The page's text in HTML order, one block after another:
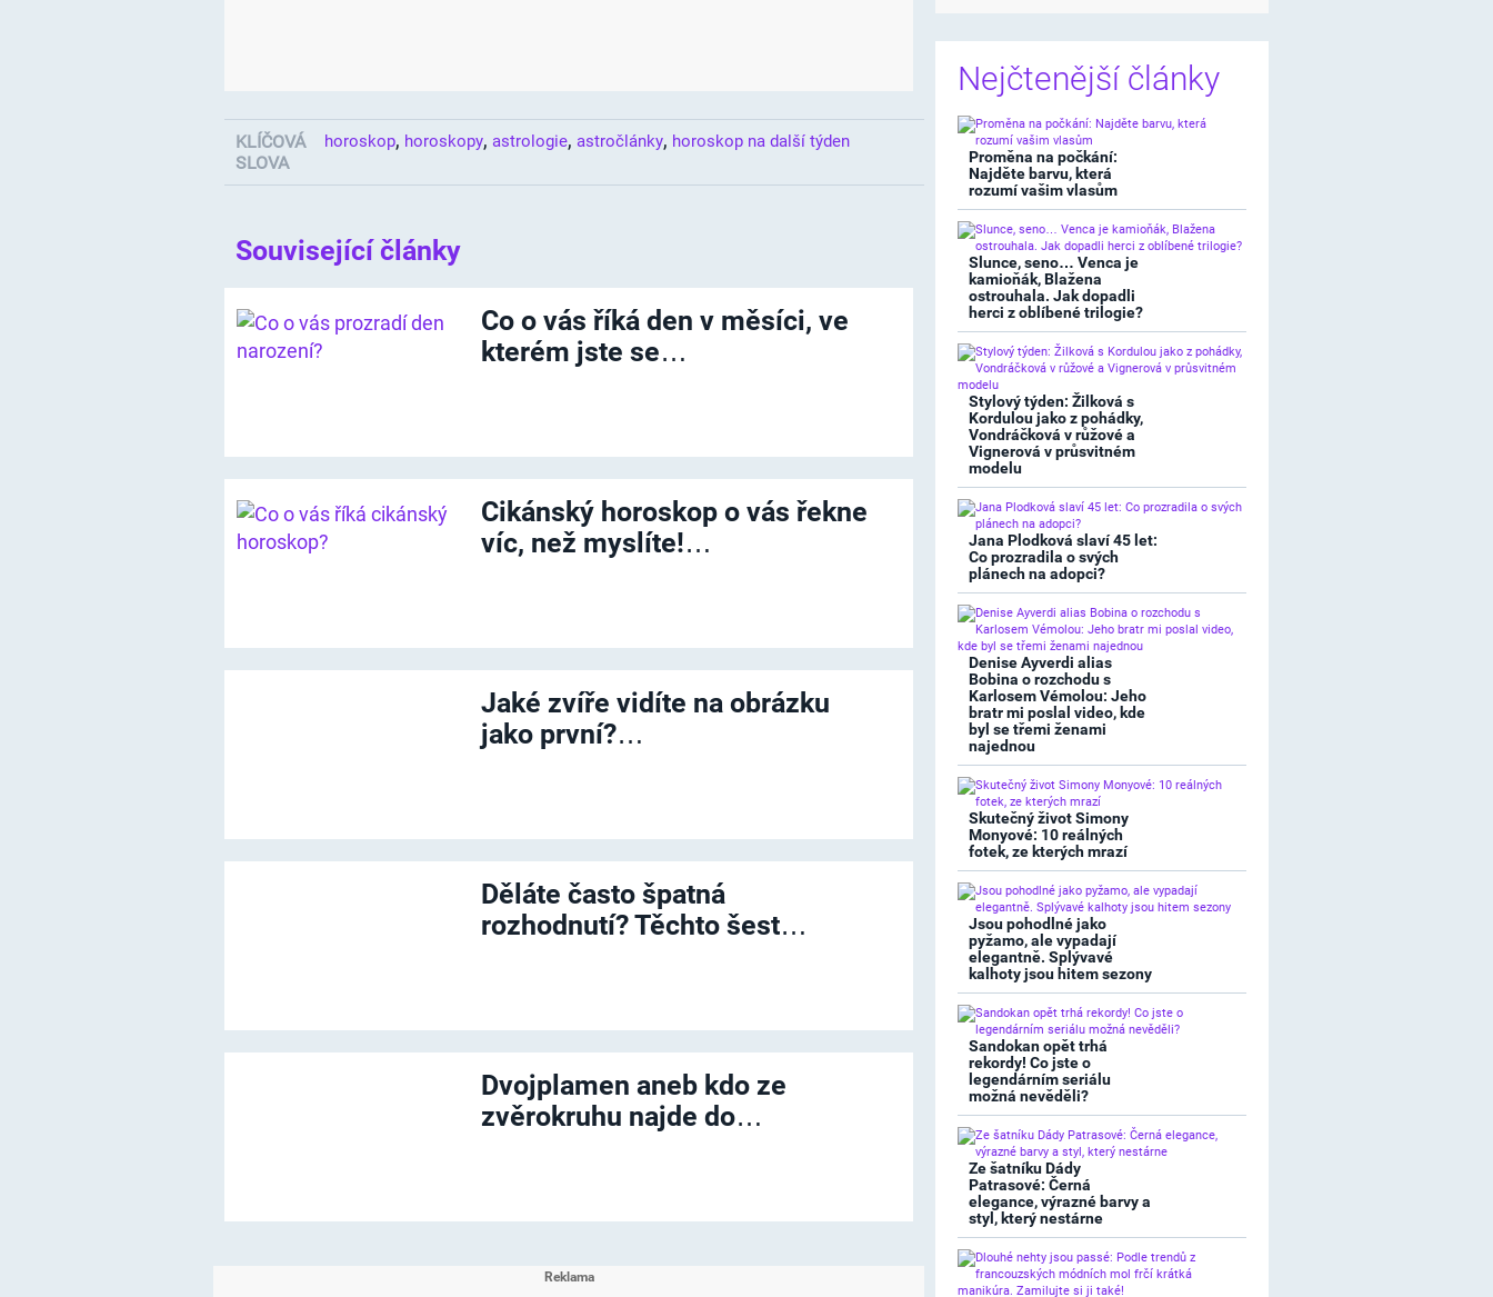
KLÍČOVÁ
SLOVA
horoskop, horoskopy, astrologie, astročlánky, horoskop na další týden
Související články
Co o vás říká den v měsíci, ve
kterém jste se…
Cikánský horoskop o vás řekne
víc, než myslíte!…
Jaké zvíře vidíte na obrázku
jako první?…
Děláte často špatná
rozhodnutí? Těchto šest…
Dvojplamen aneb kdo ze
zvěrokruhu najde do…
Nejčtenější články
Proměna na počkání:
Najděte barvu, která
rozumí vašim vlasům
Slunce, seno… Venca je
kamioňák, Blažena
ostrouhala. Jak dopadli
herci z oblíbené trilogie?
Stylový týden: Žilková s
Kordulou jako z pohádky,
Vondráčková v růžové a
Vignerová v průsvitném
modelu
Jana Plodková slaví 45 let:
Co prozradila o svých
plánech na adopci?
Denise Ayverdi alias
Bobina o rozchodu s
Karlosem Vémolou: Jeho
bratr mi poslal video, kde
byl se třemi ženami
najednou
Skutečný život Simony
Monyové: 10 reálných
fotek, ze kterých mrazí
Jsou pohodlné jako
pyžamo, ale vypadají
elegantně. Splývavé
kalhoty jsou hitem sezony
Sandokan opět trhá
rekordy! Co jste o
legendárním seriálu
možná nevěděli?
Ze šatníku Dády
Patrasové: Černá
elegance, výrazné barvy a
styl, který nestárne